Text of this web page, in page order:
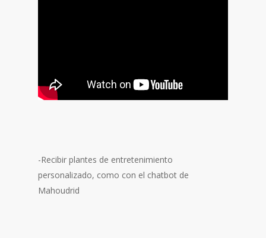
-Recibir plantes de entretenimiento
personalizado, como con el chatbot de
Mahoudrid